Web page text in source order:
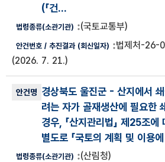
(「건...
(국토교통부)
법제처-26-
(2026. 7. 21.)
경상북도 울진군 - 산지에서
려는 자가 골재생산에 필요한
경우, 「산지관리법」 제25조
별도로 「국토의 계획 및 이용
(산림청)